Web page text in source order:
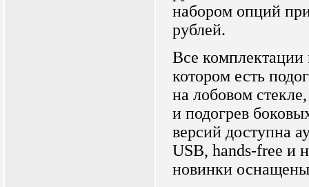
набором опций
рублей.
Все
котором есть
на лобовом
и подогрев
версий доступна
USB, hands-free и
новинки